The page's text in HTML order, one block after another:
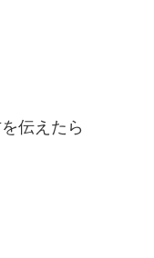
伝えたら